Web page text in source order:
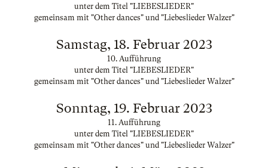
unter dem Titel "LIEBESLIEDER"
gemeinsam mit "Other dances" und "Liebeslieder Walzer"
Samstag, 18. Februar 2023
10. Aufführung
unter dem Titel "LIEBESLIEDER"
gemeinsam mit "Other dances" und "Liebeslieder Walzer"
Sonntag, 19. Februar 2023
11. Aufführung
unter dem Titel "LIEBESLIEDER"
gemeinsam mit "Other dances" und "Liebeslieder Walzer"